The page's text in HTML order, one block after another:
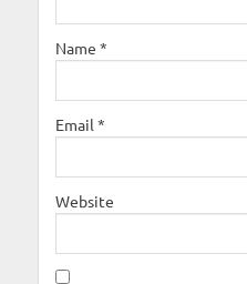
Name *
Email *
Website